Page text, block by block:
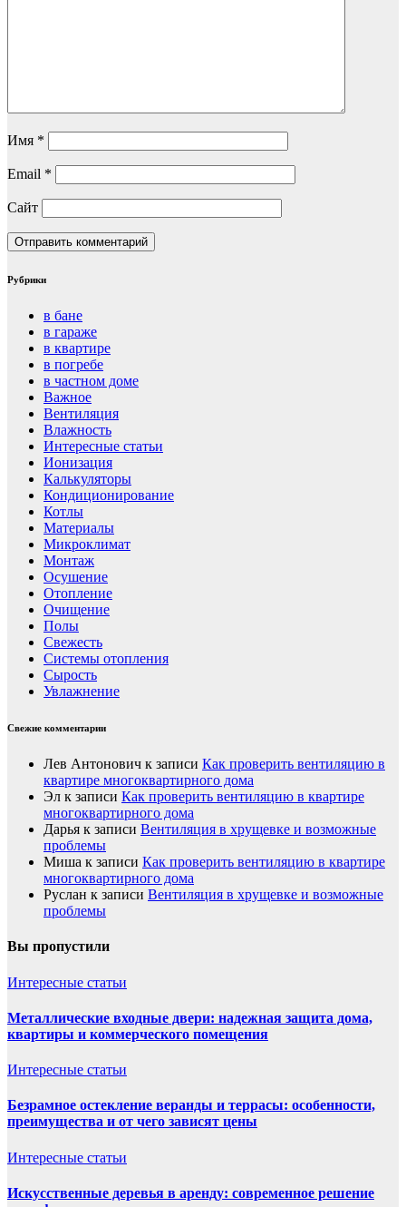
Имя *
Email *
Сайт
Рубрики
в бане
в гараже
в квартире
в погребе
в частном доме
Важное
Вентиляция
Влажность
Интересные статьи
Ионизация
Калькуляторы
Кондиционирование
Котлы
Материалы
Микроклимат
Монтаж
Осушение
Отопление
Очищение
Полы
Свежесть
Системы отопления
Сырость
Увлажнение
Свежие комментарии
Лев Антонович к записи Как проверить вентиляцию в
квартире многоквартирного дома
Эл к записи Как проверить вентиляцию в квартире
многоквартирного дома
Дарья к записи Вентиляция в хрущевке и возможные
проблемы
Миша к записи Как проверить вентиляцию в квартире
многоквартирного дома
Руслан к записи Вентиляция в хрущевке и возможные
проблемы
Вы пропустили
Интересные статьи
Металлические входные двери: надежная защита дома,
квартиры и коммерческого помещения
Интересные статьи
Безрамное остекление веранды и террасы: особенности,
преимущества и от чего зависят цены
Интересные статьи
Искусственные деревья в аренду: современное решение